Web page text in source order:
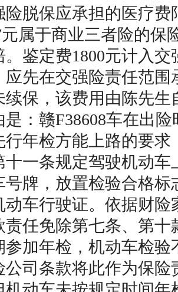
险脱保应承担的医疗费
元属于商业三者险的保
。鉴定费1800元计入
应先在交强险责任范围
续保，该费用由陈先
是：赣F38608车在出
行年检方能上路的要
十一条规定驾驶机动车
号牌，放置检验合格标
动车行驶证。依据财险
责任免除第七条、第十
参加年检，机动车检验
公司条款将此作为保